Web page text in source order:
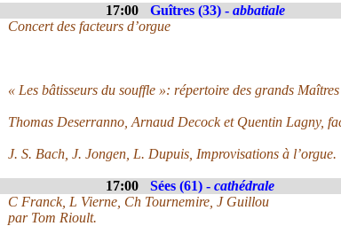
17:00 Guîtres (33) - abbatiale
Concert des facteurs d’orgue
« Les bâtisseurs du souffle »: répertoire des grands
Thomas Deserranno, Arnaud Decock et Quentin Lagny,
J. S. Bach, J. Jongen, L. Dupuis, Improvisations à l’orgue.
17:00 Sées (61) - cathédrale
C Franck, L Vierne, Ch Tournemire, J Guillou
par Tom Rioult.